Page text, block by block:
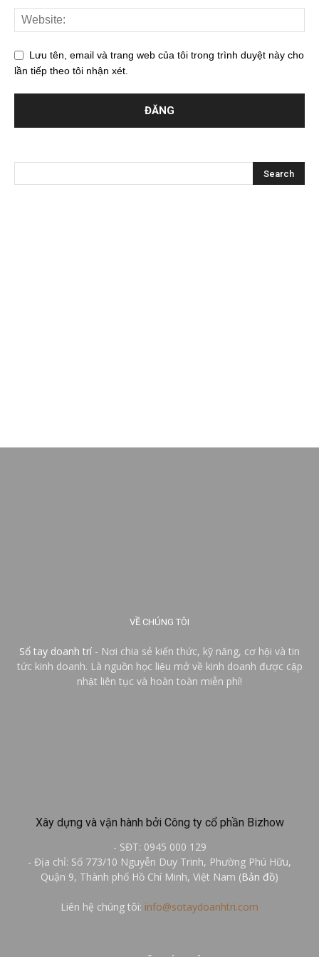
Lưu tên, email và trang web của tôi trong trình duyệt này cho
lần tiếp theo tôi nhận xét.
VỀ CHÚNG TÔI
Sổ tay doanh trí - Nơi chia sẻ kiến thức, kỹ năng, cơ hội và tin
tức kinh doanh. Là nguồn học liệu mở về kinh doanh được cập
nhật liên tục và hoàn toàn miễn phí!
Xây dựng và vận hành bởi Công ty cổ phần Bizhow
- SĐT: 0945 000 129
- Địa chỉ: Số 773/10 Nguyễn Duy Trinh, Phường Phú Hữu,
Quận 9, Thành phố Hồ Chí Minh, Việt Nam (Bản đồ)
Liên hệ chúng tôi: info@sotaydoanhtri.com